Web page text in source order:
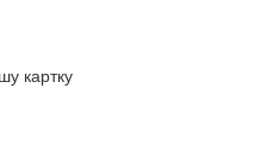
картку